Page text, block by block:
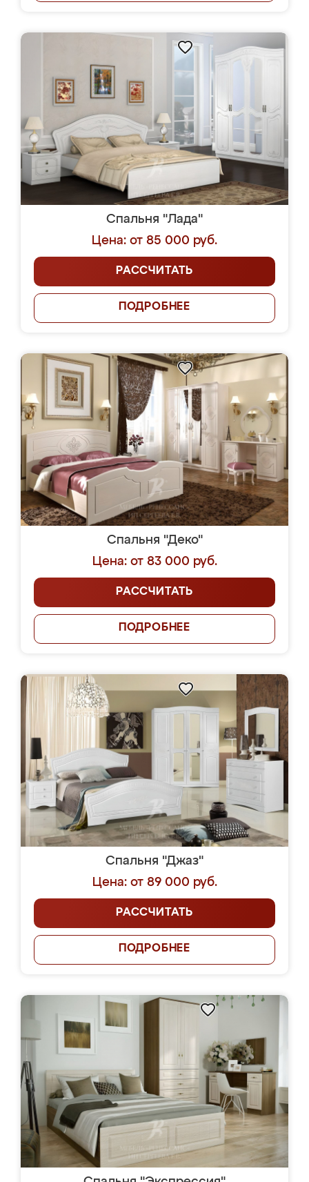
Спальня "Лада"
Цена: от 85 000 руб.
РАССЧИТАТЬ
ПОДРОБНЕЕ
Спальня "Деко"
Цена: от 83 000 руб.
РАССЧИТАТЬ
ПОДРОБНЕЕ
Спальня "Джаз"
Цена: от 89 000 руб.
РАССЧИТАТЬ
ПОДРОБНЕЕ